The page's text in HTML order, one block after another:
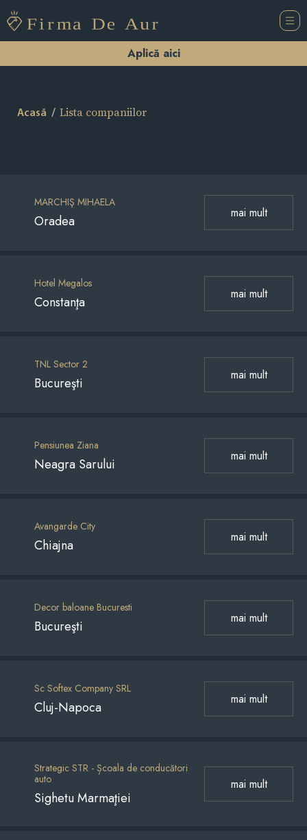
Aplică aici
Acasă Lista companiilor
MARCHIŞ MIHAELA
Oradea mai mult
Hotel Megalos
Constanţa mai mult
TNL Sector 2
Bucureşti mai mult
Pensiunea Ziana
Neagra Sarului mai mult
Avangarde City
Chiajna mai mult
Decor baloane Bucuresti
Bucureşti mai mult
Sc Softex Company SRL
Cluj-Napoca mai mult
Strategic STR - Școala de conducători
auto
Sighetu Marmaţiei
mai mult